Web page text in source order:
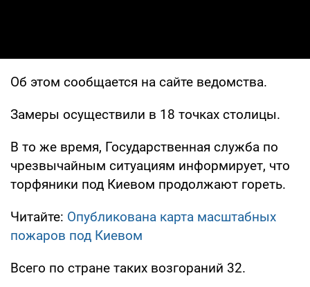
Об этом сообщается на сайте ведомства.
Замеры осуществили в 18 точках столицы.
В то же время, Государственная служба по
чрезвычайным ситуациям информирует, что
торфяники под Киевом продолжают гореть.
Читайте: Опубликована карта масштабных
пожаров под Киевом
Всего по стране таких возгораний 32.